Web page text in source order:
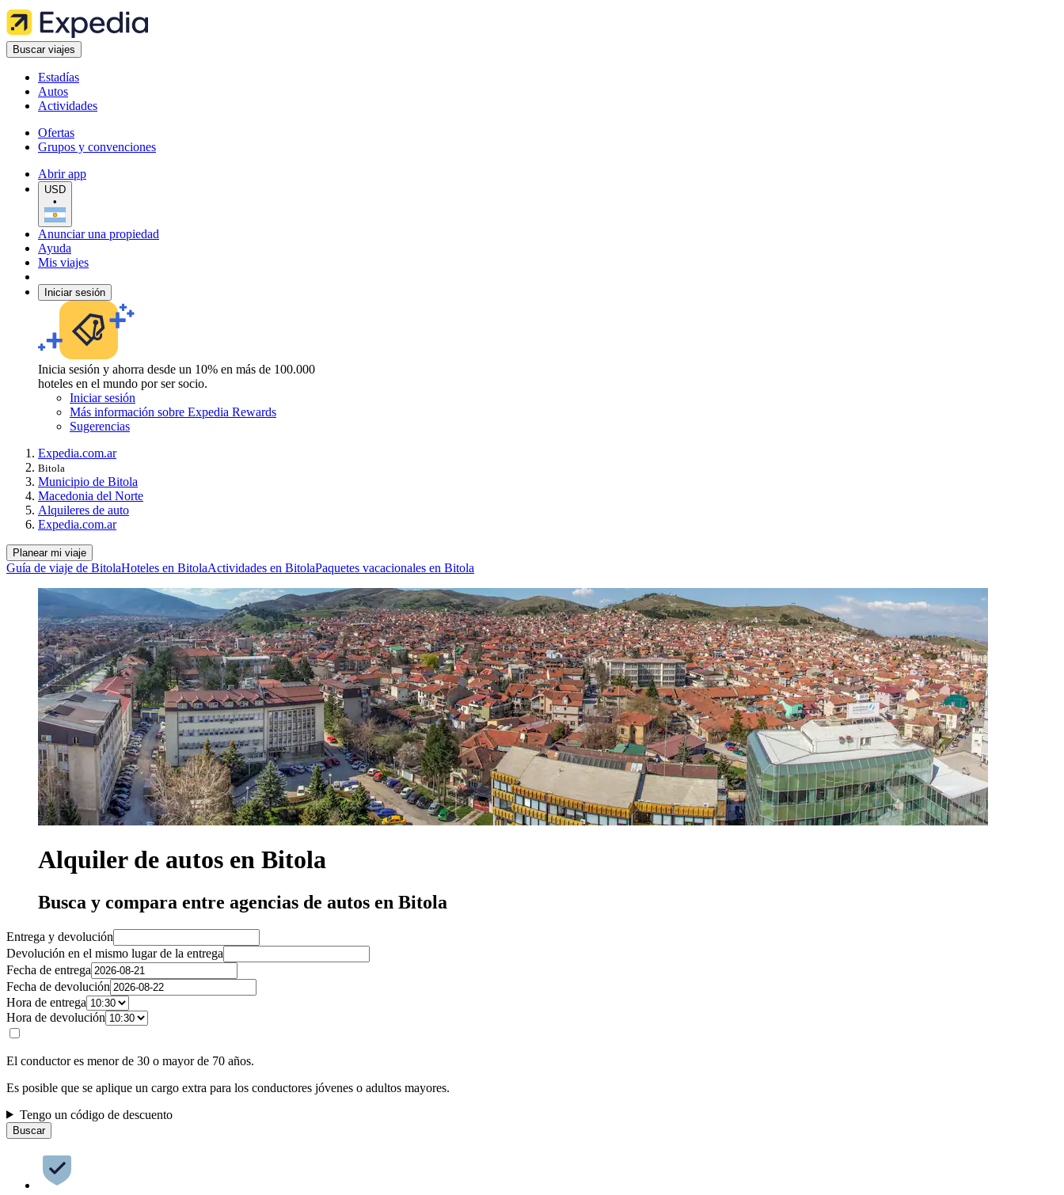
Buscar viajes
Estadías
Autos
Actividades
Ofertas
Grupos y convenciones
Abrir app
USD
•
Anunciar una propiedad
Ayuda
Mis viajes
Iniciar sesión
Inicia sesión y ahorra desde un 10% en más de 100.000
hoteles en el mundo por ser socio.
Iniciar sesión
Más información sobre Expedia Rewards
Sugerencias
Expedia.com.ar
Bitola
Municipio de Bitola
Macedonia del Norte
Alquileres de auto
Expedia.com.ar
Planear mi viaje
Guía de viaje de BitolaHoteles en BitolaActividades en BitolaPaquetes vacacionales en Bitola
Alquiler de autos en Bitola
Busca y compara entre agencias de autos en Bitola
Entrega y devolución
Devolución en el mismo lugar de la entrega
Fecha de entrega
Fecha de devolución
Hora de entrega
Hora de devolución
El conductor es menor de 30 o mayor de 70 años.
Es posible que se aplique un cargo extra para los conductores jóvenes o adultos mayores.
Tengo un código de descuento
Buscar